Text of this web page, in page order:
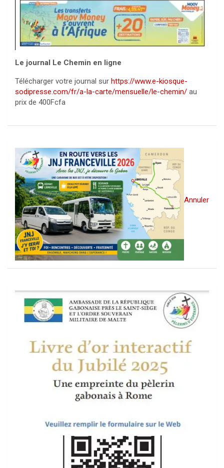
Le journal Le Chemin en ligne
Télécharger votre journal sur https://www.e-kiosque-
sodipresse.com/fr/a-la-carte/mensuelle/le-chemin/ au
prix de 400Fcfa
Annuler